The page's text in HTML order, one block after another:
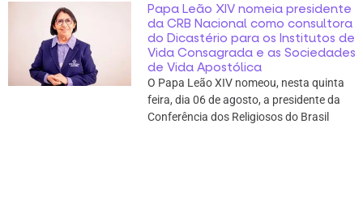
Papa Leão XIV nomeia presidente
da CRB Nacional como consultora
do Dicastério para os Institutos de
Vida Consagrada e as Sociedades
de Vida Apostólica
O Papa Leão XIV nomeou, nesta quinta
feira, dia 06 de agosto, a presidente da
Conferência dos Religiosos do Brasil